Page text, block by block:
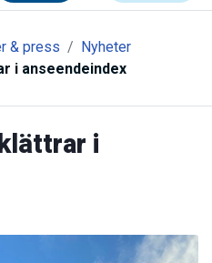
& press
Nyheter
i anseendeindex
i